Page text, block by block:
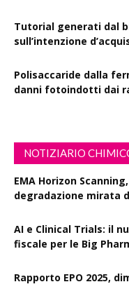
Tutorial generati dal
sull’intenzione
Polisaccaride dalla
danni fotoindotti dai
NOTIZIARIO
EMA Horizon
degradazione mirata
AI e Clinical Trials: il
fiscale per le Big
Rapporto EPO 2025,